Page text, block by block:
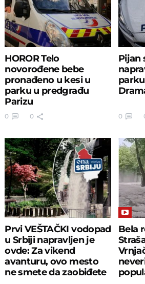
HOROR Telo
novorođene bebe
pronađeno u kesi u
parku u predgrađu
Parizu
0 0
Pijan
0
Prvi VEŠTAČKI vodopad
u Srbiji napravljen je
ovde: Za vikend
avanturu, ovo mesto
ne smete da zaobiđete
Bela